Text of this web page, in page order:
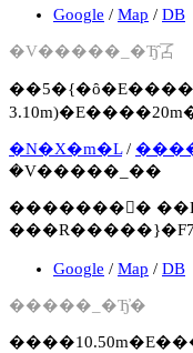
Google / Map / DB
�V�����_�Ђ̑叾
�N�X�m�L/
�V�����_��
�������񍐏�
Google / Map / DB
�����_�Ђ̓�